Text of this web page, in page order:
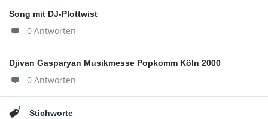
Song mit DJ-Plottwist
0 Antworten
Djivan Gasparyan Musikmesse Popkomm Köln 2000
0 Antworten
Stichworte